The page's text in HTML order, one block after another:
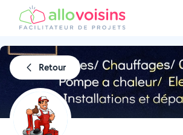
Retour